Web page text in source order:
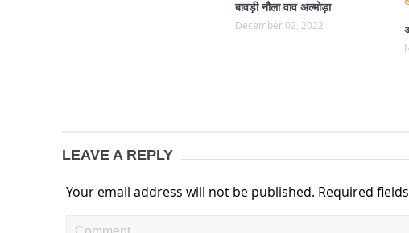
बावड़ी नौला वाव अल्मोड़ा
December 02, 2022
LEAVE A REPLY
Your email address will not be published. Required